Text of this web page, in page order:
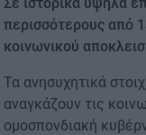
περισσότερους από
κοινωνικού
Τα ανησυχητικά
αναγκάζουν τις
ομοσπονδιακή